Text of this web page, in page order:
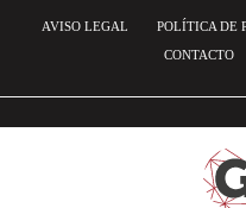
AVISO LEGAL POLÍTICA DE
CONTACTO